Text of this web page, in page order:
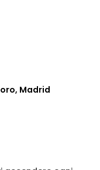
Madrid